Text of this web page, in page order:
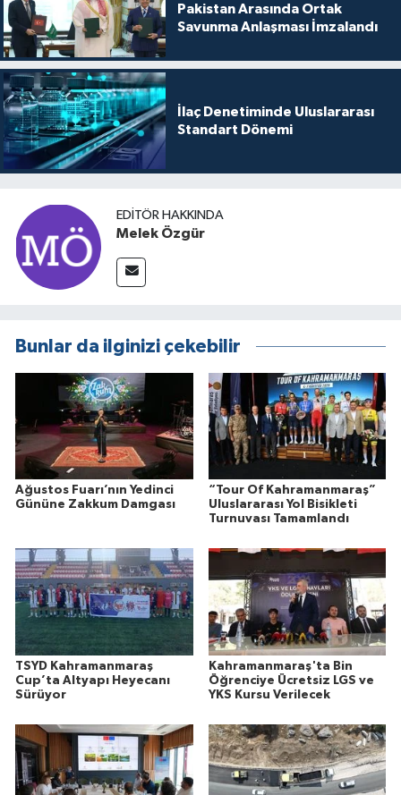
Pakistan Arasında Ortak
Savunma Anlaşması İmzalandı
İlaç Denetiminde Uluslararası
Standart Dönemi
EDITÖR HAKKINDA
Melek Özgür
Bunlar da ilginizi çekebilir
Ağustos Fuarı’nın Yedinci
Gününe Zakkum Damgası
“Tour Of Kahramanmaraş”
Uluslararası Yol Bisikleti
Turnuvası Tamamlandı
TSYD Kahramanmaraş
Cup’ta Altyapı Heyecanı
Sürüyor
Kahramanmaraş'ta Bin
Öğrenciye Ücretsiz LGS ve
YKS Kursu Verilecek